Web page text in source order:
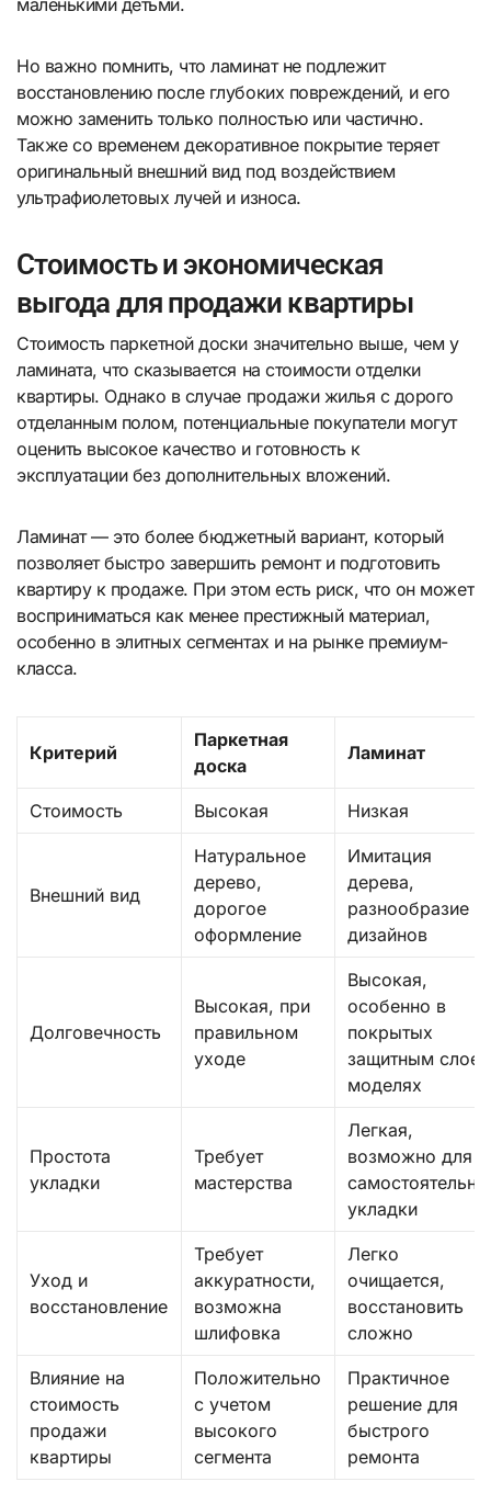
маленькими детьми.
Но важно помнить, что ламинат не подлежит
восстановлению после глубоких повреждений, и его
можно заменить только полностью или частично.
Также со временем декоративное покрытие теряет
оригинальный внешний вид под воздействием
ультрафиолетовых лучей и износа.
Стоимость и экономическая
выгода для продажи квартиры
Стоимость паркетной доски значительно выше, чем у
ламината, что сказывается на стоимости отделки
квартиры. Однако в случае продажи жилья с дорого
отделанным полом, потенциальные покупатели могут
оценить высокое качество и готовность к
эксплуатации без дополнительных вложений.
Ламинат — это более бюджетный вариант, который
позволяет быстро завершить ремонт и подготовить
квартиру к продаже. При этом есть риск, что он может
восприниматься как менее престижный материал,
особенно в элитных сегментах и на рынке премиум-
класса.
Критерий
Паркетная
доска
Ламинат
Стоимость Высокая Низкая
Внешний вид
Натуральное
дерево,
дорогое
оформление
Имитация
дерева,
разнообразие
дизайнов
Долговечность
Высокая, при
правильном
уходе
Высокая,
особенно в
покрытых
защитным
моделях
Простота
укладки
Требует
мастерства
Легкая,
возможно для
укладки
Уход и
восстановление
Требует
аккуратности,
возможна
шлифовка
Легко
очищается,
восстановить
сложно
Влияние на
стоимость
продажи
квартиры
Положительно
с учетом
высокого
сегмента
Практичное
решение для
быстрого
ремонта